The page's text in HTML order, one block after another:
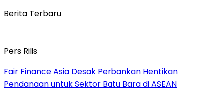
Berita Terbaru
Pers Rilis
Fair Finance Asia Desak Perbankan Hentikan
Pendanaan untuk Sektor Batu Bara di ASEAN